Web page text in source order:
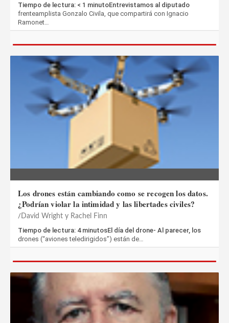
Tiempo de lectura: < 1 minutoEntrevistamos al diputado
frenteamplista Gonzalo Civila, que compartirá con Ignacio
Ramonet…
Los drones están cambiando como se recogen los datos.
¿Podrían violar la intimidad y las libertades civiles?
David Wright y Rachel Finn
Tiempo de lectura: 4 minutosEl día del drone- Al parecer, los
drones (“aviones teledirigidos”) están de…